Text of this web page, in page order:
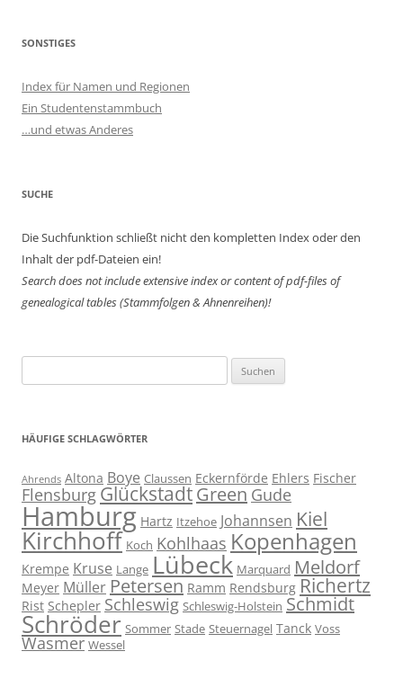
SONSTIGES
Index für Namen und Regionen
Ein Studentenstammbuch
…und etwas Anderes
SUCHE
Die Suchfunktion schließt nicht den kompletten Index oder den
Inhalt der pdf-Dateien ein!
Search does not include extensive index or content ofpdf-files of
genealogical tables (Stammfolgen & Ahnenreihen)!
nach:
HÄUFIGE SCHLAGWÖRTER
Ahrends Altona Boye Claussen Eckernförde Ehlers Fischer
Flensburg GlückstadtGreen Gude
Hamburg Hartz Itzehoe Johannsen Kiel
Kirchhoff Koch Kohlhaas Kopenhagen
Krempe Kruse Lange Lübeck Marquard Meldorf
Meyer Müller Petersen Ramm Rendsburg Richertz
Rist Schepler Schleswig Schleswig-Holstein Schmidt
Schröder Sommer Stade Steuernagel Tanck Voss
Wasmer Wessel